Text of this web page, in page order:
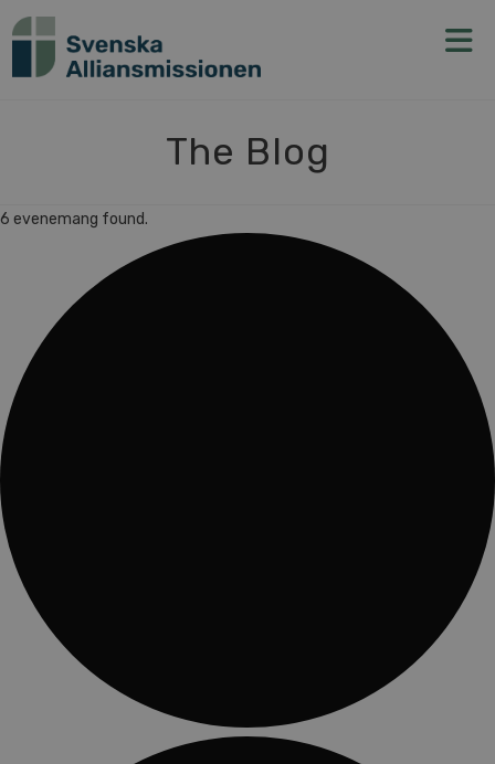
The Blog
6 evenemang found.